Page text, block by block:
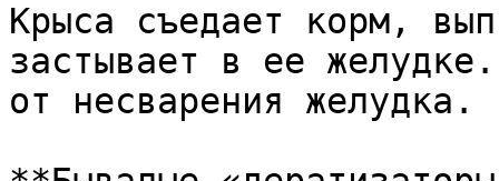
Крыса съедает корм,
застывает в ее
от несварения желудка.